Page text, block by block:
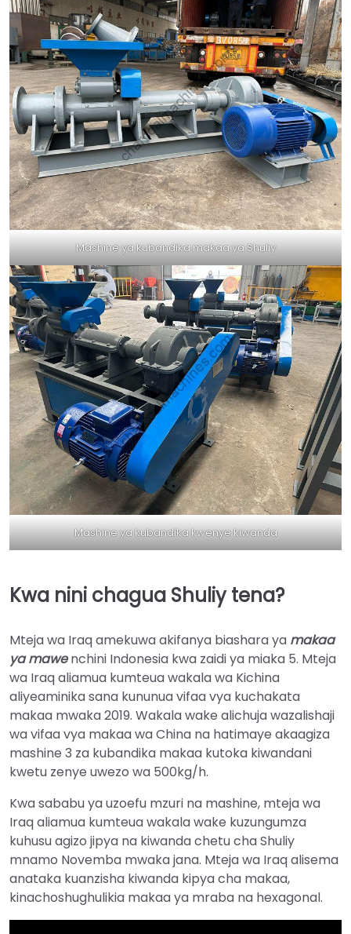
Mashine ya kubandika makaa ya Shuliy
Mashine ya kubandika kwenye kiwanda
Kwa nini chagua Shuliy tena?
Mteja wa Iraq amekuwa akifanya biashara ya makaa
ya mawenchini Indonesia kwa zaidi ya miaka 5. Mteja
wa Iraq aliamua kumteua wakala wa Kichina
aliyeaminika sana kununua vifaa vya kuchakata
makaa mwaka 2019. Wakala wake alichuja wazalishaji
wa vifaa vya makaa wa China na hatimaye akaagiza
mashine 3 za kubandika makaa kutoka kiwandani
kwetu zenye uwezo wa 500kg/h.
Kwa sababu ya uzoefu mzuri na mashine, mteja wa
Iraq aliamua kumteua wakala wake kuzungumza
kuhusu agizo jipya na kiwanda chetu cha Shuliy
mnamo Novemba mwaka jana. Mteja wa Iraq alisema
anataka kuanzisha kiwanda kipya cha makaa,
kinachoshughulikia makaa ya mraba na hexagonal.